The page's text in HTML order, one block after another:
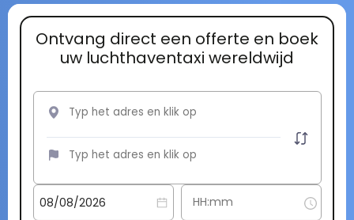
Ontvang direct een offerte en boek
uw luchthaventaxi wereldwijd